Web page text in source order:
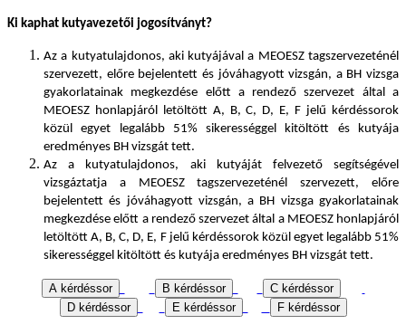
Ki kaphat kutyavezetői jogosítványt?
Az a kutyatulajdonos, aki kutyájával a MEOESZ tagszervezeténél
szervezett, előre bejelentett és jóváhagyott vizsgán, a BH vizsga
gyakorlatainak megkezdése előtt a rendező szervezet által a
MEOESZ honlapjáról letöltött A, B, C, D, E, F jelű kérdéssorok
közül egyet legalább 51% sikerességgel kitöltött és kutyája
eredményes BH vizsgát tett.
Az a kutyatulajdonos, aki kutyáját felvezető segítségével
vizsgáztatja a MEOESZ tagszervezeténél szervezett, előre
bejelentett és jóváhagyott vizsgán, a BH vizsga gyakorlatainak
megkezdése előtt a rendező szervezet által a MEOESZ honlapjáról
letöltött A, B, C, D, E, F jelű kérdéssorok közül egyet legalább 51%
sikerességgel kitöltött és kutyája eredményes BH vizsgát tett.